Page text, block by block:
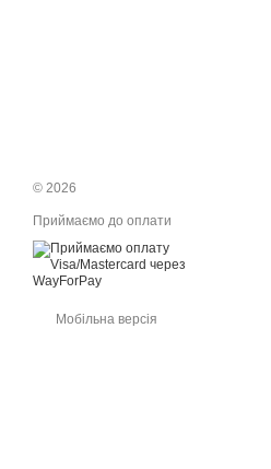
© 2026
Приймаємо до оплати
Мобільна версія